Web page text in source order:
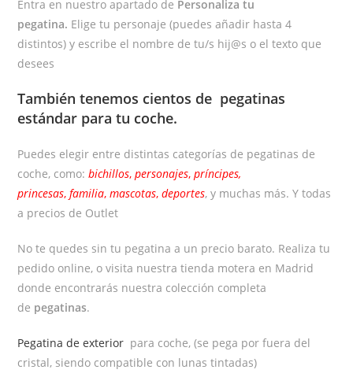
Entra en nuestro apartado de Personaliza tu
pegatina. Elige tu personaje (puedes añadir hasta 4
distintos) y escribe el nombre de tu/s hij@s o el texto que
desees
También tenemos cientos de pegatinas
estándar para tu coche.
Puedes elegir entre distintas categorías de pegatinas de
coche, como:bichillos,personajes,príncipes,
princesas,familia,mascotas,deportes, y muchas más. Y todas
a precios de Outlet
No te quedes sin tu pegatina a un precio barato. Realiza tu
pedido online, o visita nuestra tienda motera en Madrid
donde encontrarás nuestra colección completa
de pegatinas.
Pegatina de exterior para coche, (se pega por fuera del
cristal, siendo compatible con lunas tintadas)